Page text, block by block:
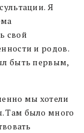
Я
свой
и родов.
быть первым,
мы хотели
Там было много